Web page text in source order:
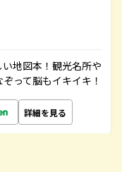
地図本！観光名所や
って脳もイキイキ！
詳細を見る